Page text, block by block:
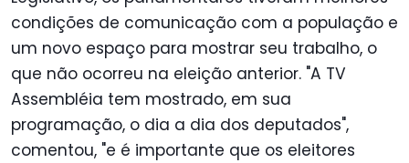
condições de comunicação com a população e
um novo espaço para mostrar seu trabalho, o
que não ocorreu na eleição anterior. "A TV
Assembléia tem mostrado, em sua
programação, o dia a dia dos deputados",
comentou, "e é importante que os eleitores